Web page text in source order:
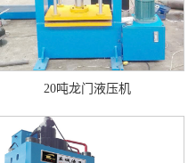
20吨龙门液压机